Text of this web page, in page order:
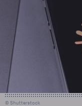
© Shutterstock